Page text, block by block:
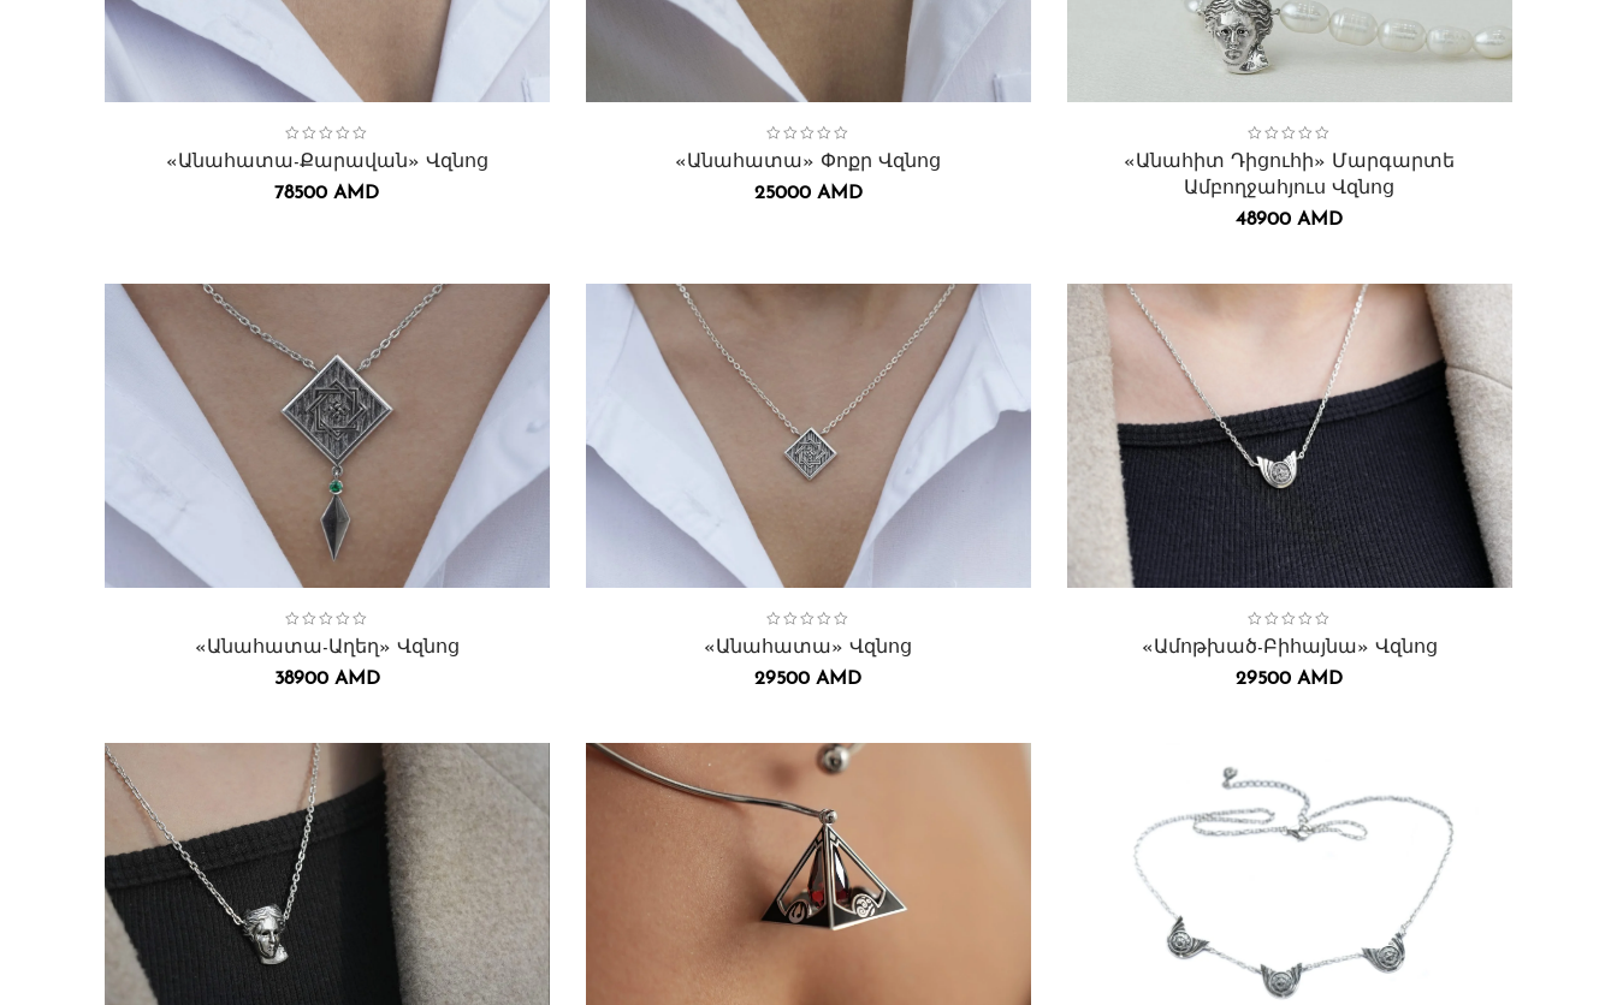
Collection:Անահատա,Վզնոցներ․
«Անահատա-Քարավան» Վզնոց
78500AMD
Collection:Անահատա,Վզնոցներ․
«Անահատա» Փոքր Վզնոց
25000 AMD
Collection:Անահիտ Դիցուհի,Վզնոցներ․
«Անահիտ Դիցուհի» Մարգարտե
Ամբողջահյուս Վզնոց
48900AMD
Collection:Անահատա,Վզնոցներ․
«Անահատա-Աղեղ» Վզնոց
38900 AMD
Collection:Անահատա,Վզնոցներ․
«Անահատա» Վզնոց
29500AMD
Collection:Բիհայնա,Վզնոցներ․
«Ամոթխած-Բիհայնա» Վզնոց
29500AMD